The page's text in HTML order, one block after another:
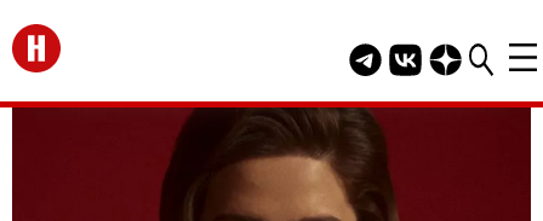
Перейти на главную
Telegram канал
Группа HELLO
Канал